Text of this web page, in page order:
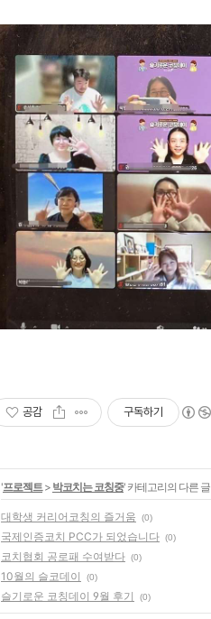
공감 구독하기
'프로젝트> 박코치는 코칭중' 카테고리의 다른 글
대학생 커리어코칭의 즐거움 (0)
국제인증코치 PCC가 되었습니다 (0)
코치협회 공로패 수여받다 (0)
10월의 슬코데이 (0)
슬기로운 코칭데이 9월 후기 (0)